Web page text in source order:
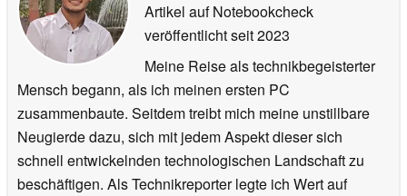
Artikel auf Notebookcheck
veröffentlichtseit 2023
Meine Reise als technikbegeisterter
Mensch begann, als ich meinen ersten PC
zusammenbaute. Seitdem treibt mich meine unstillbare
Neugierde dazu, sich mit jedem Aspekt dieser sich
schnell entwickelnden technologischen Landschaft zu
beschäftigen. Als Technikreporter legte ich Wert auf